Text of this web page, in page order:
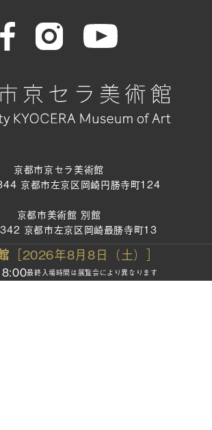
［2026年8月8日（土）］
最終入場時間は展覧会により異なります
京都市京セラ美術館
京都市左京区岡崎円勝寺町124
京都市美術館 別館
京都市左京区岡崎最勝寺町13
TEL：075-771-4334
FAX：075-761-0444